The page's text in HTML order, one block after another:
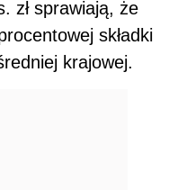
zł sprawiają, że
składki
krajowej.